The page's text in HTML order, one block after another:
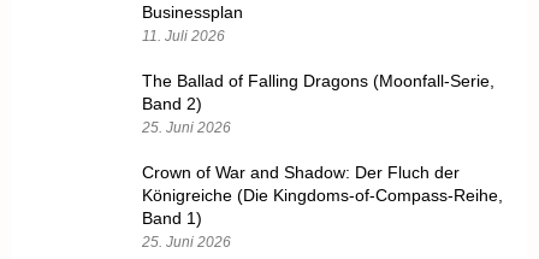
Businessplan
11. Juli 2026
The Ballad of Falling Dragons (Moonfall-Serie,
Band 2)
25. Juni 2026
Crown of War and Shadow: Der Fluch der
Königreiche (Die Kingdoms-of-Compass-Reihe,
Band 1)
25. Juni 2026